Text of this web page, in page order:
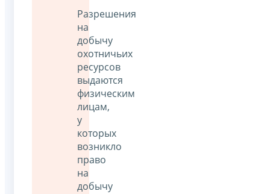
Разрешения
на
добычу
охотничьих
ресурсов
выдаются
физическим
лицам,
у
которых
возникло
право
на
добычу